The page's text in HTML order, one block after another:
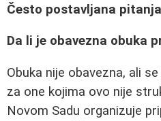
Često postavljana pitanja
Da li je obavezna obuka
Obuka nije obavezna, ali
za one kojima ovo nije
Novom Sadu organizuje